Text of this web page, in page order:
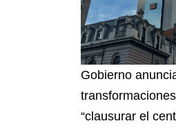
Gobierno
“clausurar el